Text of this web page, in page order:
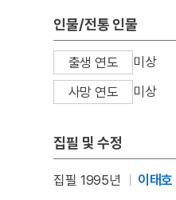
인물/전통 인물
출생 연도
미상
사망 연도
미상
집필 및 수정
집필 1995년 이태호